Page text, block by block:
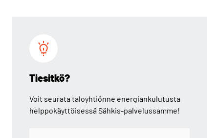
Tiesitkö?
Voit seurata taloyhtiönne energiankulutusta
helppokäyttöisessä Sähkis-palvelussamme!